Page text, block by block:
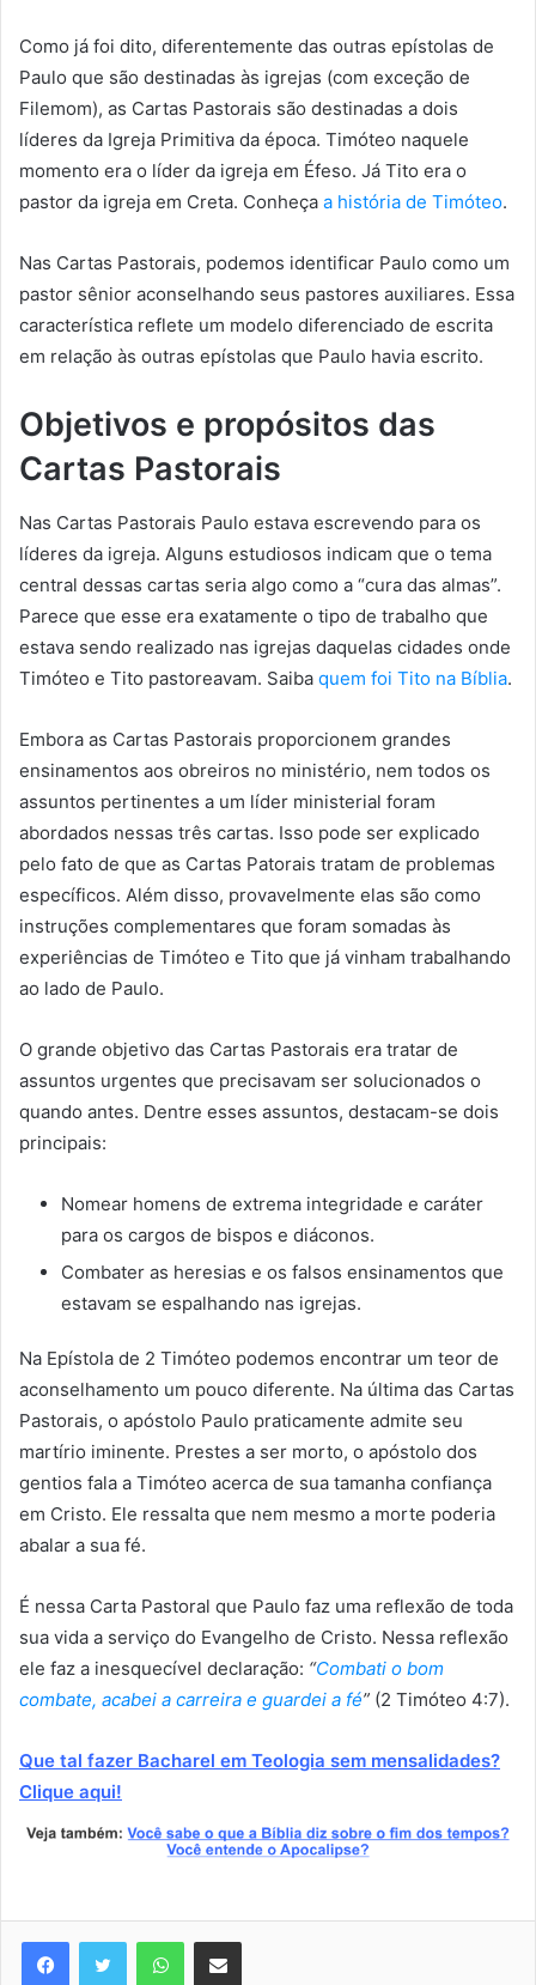
Como já foi dito, diferentemente das outras epístolas de
Paulo que são destinadas às igrejas (com exceção de
Filemom), as Cartas Pastorais são destinadas a dois
líderes da Igreja Primitiva da época. Timóteo naquele
momento era o líder da igreja em Éfeso. Já Tito era o
pastor da igreja em Creta. Conheça a história de Timóteo.
Nas Cartas Pastorais, podemos identificar Paulo como um
pastor sênior aconselhando seus pastores auxiliares. Essa
característica reflete um modelo diferenciado de escrita
em relação às outras epístolas que Paulo havia escrito.
Objetivos e propósitos das
Cartas Pastorais
Nas Cartas Pastorais Paulo estava escrevendo para os
líderes da igreja. Alguns estudiosos indicam que o tema
central dessas cartas seria algo como a “cura das almas”.
Parece que esse era exatamente o tipo de trabalho que
estava sendo realizado nas igrejas daquelas cidades onde
Timóteo e Tito pastoreavam. Saiba quem foi Tito na Bíblia.
Embora as Cartas Pastorais proporcionem grandes
ensinamentos aos obreiros no ministério, nem todos os
assuntos pertinentes a um líder ministerial foram
abordados nessas três cartas. Isso pode ser explicado
pelo fato de que as Cartas Patorais tratam de problemas
específicos. Além disso, provavelmente elas são como
instruções complementares que foram somadas às
experiências de Timóteo e Tito que já vinham trabalhando
ao lado de Paulo.
O grande objetivo das Cartas Pastorais era tratar de
assuntos urgentes que precisavam ser solucionados o
quando antes. Dentre esses assuntos, destacam-se dois
principais:
Nomear homens de extrema integridade e caráter
para os cargos de bispos e diáconos.
Combater as heresias e os falsos ensinamentos que
estavam se espalhando nas igrejas.
Na Epístola de 2 Timóteo podemos encontrar um teor de
aconselhamento um pouco diferente. Na última das Cartas
Pastorais, o apóstolo Paulo praticamente admite seu
martírio iminente. Prestes a ser morto, o apóstolo dos
gentios fala a Timóteo acerca de sua tamanha confiança
em Cristo. Ele ressalta que nem mesmo a morte poderia
abalar a sua fé.
É nessa Carta Pastoral que Paulo faz uma reflexão de toda
sua vida a serviço do Evangelho de Cristo. Nessa reflexão
ele faz a inesquecível declaração: “Combati o bom
combate, acabei a carreira e guardei a fé” (2 Timóteo 4:7).
Que tal fazer Bacharel em Teologia sem mensalidades?
Clique aqui!
WhatsAppCompartilhar via e-mail